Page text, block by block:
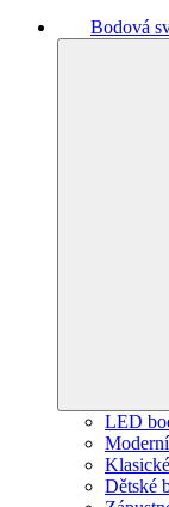
Bodová
LED
Dětské